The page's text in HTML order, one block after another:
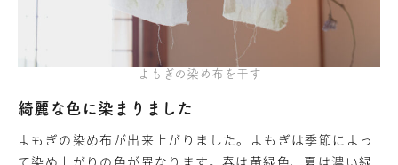
よもぎの染め布を干す
綺麗な色に染まりました
よもぎの染め布が出来上がりました。よもぎは季節によっ